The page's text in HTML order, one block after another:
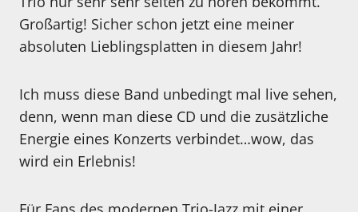
Großartig! Sicher schon jetzt eine meiner
absoluten Lieblingsplatten in diesem Jahr!
Ich muss diese Band unbedingt mal live sehen,
denn, wenn man diese CD und die zusätzliche
Energie eines Konzerts verbindet…wow, das
wird ein Erlebnis!